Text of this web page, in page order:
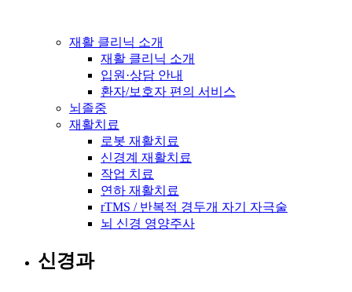
재활 클리닉 소개
재활 클리닉 소개
입원·상담 안내
환자/보호자 편의 서비스
뇌졸중
재활치료
로봇 재활치료
신경계 재활치료
작업 치료
연하 재활치료
rTMS / 반복적 경두개 자기 자극술
뇌 신경 영양주사
신경과